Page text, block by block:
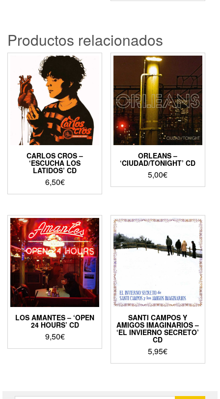
Productos relacionados
CARLOS CROS –
‘ESCUCHA LOS
LATIDOS’ CD
6,50€
ORLEANS –
‘CIUDAD/TONIGHT’ CD
5,00€
LOS AMANTES – ‘OPEN
24 HOURS’ CD
9,50€
SANTI CAMPOS Y
AMIGOS IMAGINARIOS –
‘EL INVIERNO SECRETO’
CD
5,95€